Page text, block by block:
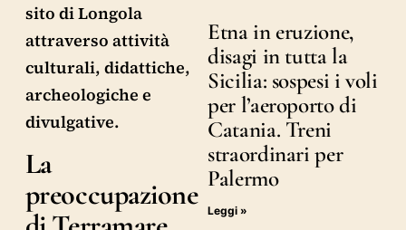
sito di Longola
attraverso attività
culturali, didattiche,
archeologiche e
divulgative.
La
preoccupazione
Etna in eruzione,
disagi in tutta la
Sicilia: sospesi i voli
per l’aeroporto di
Catania. Treni
straordinari per
Palermo
Leggi »